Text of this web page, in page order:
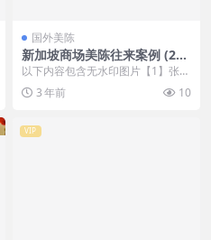
国外美陈
新加坡商场美陈往来案例 (21
1)包头市美陈设计
以下内容包含无水印图片【1】张
，开通会员无障碍浏览 开通VIP会
员 3 年前 10
VIP